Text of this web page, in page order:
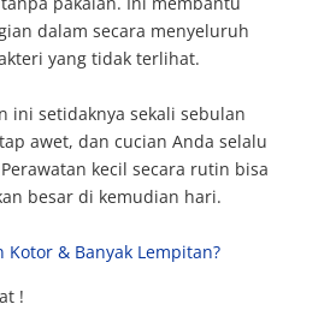
dalam secara menyeluruh
yang tidak terlihat.
ini setidaknya sekali sebulan
awet, dan cucian Anda selalu
kecil secara rutin bisa
besar di kemudian hari.
Kotor & Banyak Lempitan?
!